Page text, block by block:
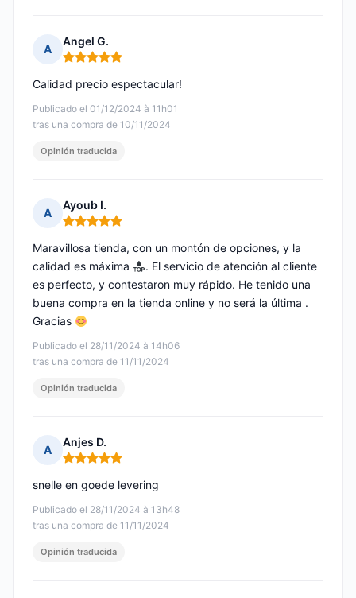
A
Angel G.
Nota: 5 de 5
Publicado el 01/12/2024 à 11h01
tras una compra de 10/11/2024
Calidad precio espectacular!
Opinión traducida
A
Ayoub I.
Nota: 5 de 5
Publicado el 28/11/2024 à 14h06
tras una compra de 11/11/2024
Maravillosa tienda, con un montón de opciones, y la
calidad es máxima
. El servicio de atención al cliente
es perfecto, y contestaron muy rápido. He tenido una
buena compra en la tienda online y no será la última .
Gracias
Opinión traducida
A
Anjes D.
Nota: 5 de 5
Publicado el 28/11/2024 à 13h48
tras una compra de 11/11/2024
snelle en goede levering
Opinión traducida